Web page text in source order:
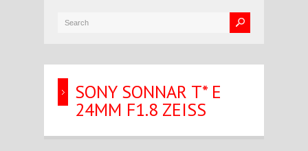
SONY SONNAR T* E
24MM F1.8 ZEISS